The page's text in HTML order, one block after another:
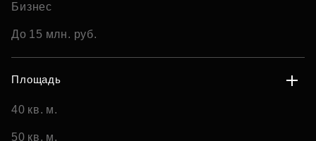
Бизнес
До 15 млн. руб.
Площадь
40 кв. м.
50 кв. м.